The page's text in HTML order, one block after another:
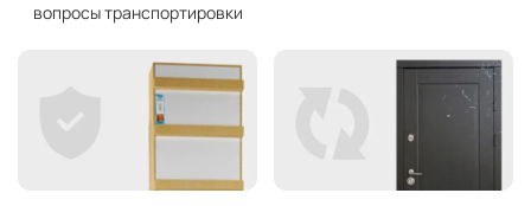
вопросы транспортировки